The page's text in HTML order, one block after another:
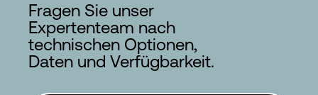
Fragen Sie unser
Expertenteam nach
technischen Optionen,
Daten und Verfügbarkeit.